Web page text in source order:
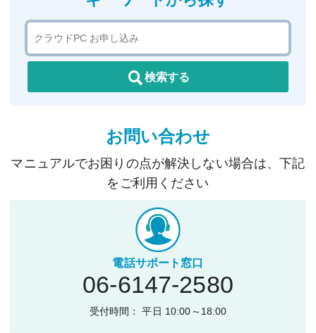
検索する
お問い合わせ
マニュアルでお困りの点が解決しない場合は、下記
をご利用ください
電話サポート窓口
06-6147-2580
受付時間： 平日 10:00～18:00